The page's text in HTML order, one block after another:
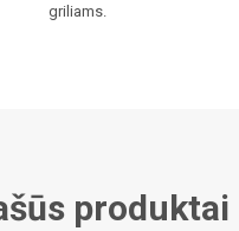
griliams.
produktai